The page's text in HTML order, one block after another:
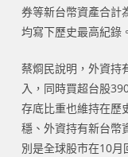
券等新台幣資產合計
均寫下歷史最高紀錄。
蔡烱民說明，外資持
入，同時買超台股
存底比重也維持在歷
穩、外資持有新台幣
別是全球股市在10